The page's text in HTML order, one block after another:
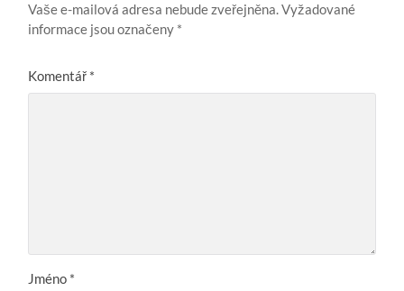
Vaše e-mailová adresa nebude zveřejněna.Vyžadované
informace jsou označeny *
Komentář *
Jméno *